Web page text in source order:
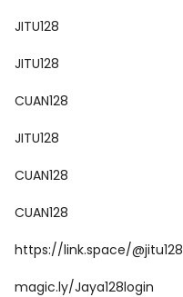
JITU128
JITU128
CUAN128
JITU128
CUAN128
CUAN128
https://link.space/@jitu128
magic.ly/Jaya128login